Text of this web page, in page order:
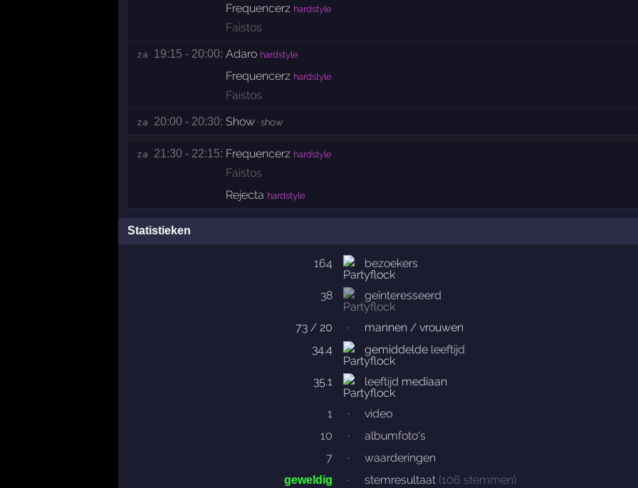
Frequencerz hardstyle
Faistos
za 19:15 - 20:00: Adaro hardstyle
Frequencerz hardstyle
Faistos
za 20:00 - 20:30: Show· show
za 21:30 - 22:15: Frequencerz hardstyle
Faistos
Rejecta hardstyle
Statistieken
164 bezoekers
38 geïnteresseerd
73 / 20 ·
mannen / vrouwen
34.4
gemiddelde leeftijd
35.1 leeftijd mediaan
1 ·
video
10
·
albumfoto's
7
· waarderingen
geweldig · stemresultaat (106 stemmen)